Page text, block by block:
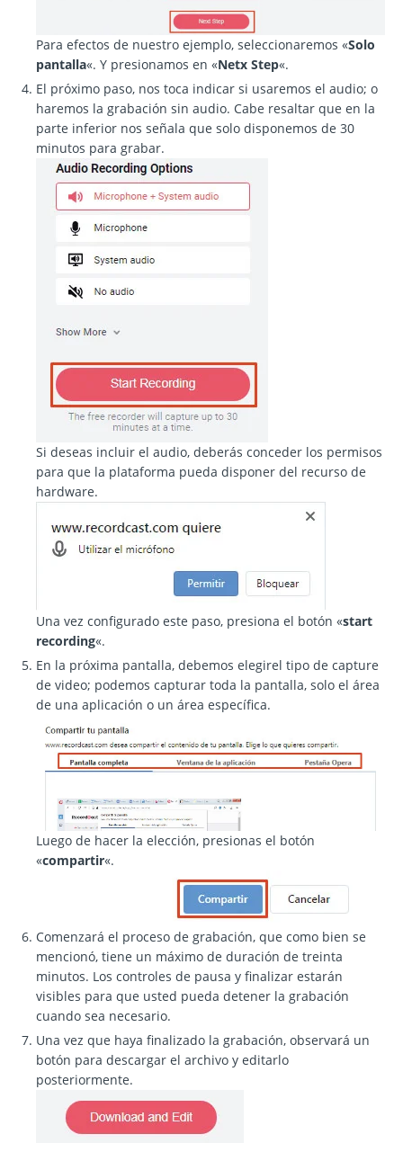
Para efectos de nuestro ejemplo, seleccionaremos «Solo
pantalla«. Y presionamos en «Netx Step«.
El próximo paso, nos toca indicar si usaremos el audio; o
haremos la grabación sin audio. Cabe resaltar que en la
parte inferior nos señala que solo disponemos de 30
minutos para grabar.
Si deseas incluir el audio, deberás conceder los permisos
para que la plataforma pueda disponer del recurso de
hardware.
Una vez configurado este paso, presiona el botón «start
recording«.
En la próxima pantalla, debemos elegirel tipo de capture
de video; podemos capturar toda la pantalla, solo el área
de una aplicación o un área específica.
Luego de hacer la elección, presionas el botón
«compartir«.
Comenzará el proceso de grabación, que como bien se
mencionó, tiene un máximo de duración de treinta
minutos. Los controles de pausa y finalizar estarán
visibles para que usted pueda detener la grabación
cuando sea necesario.
Una vez que haya finalizado la grabación, observará un
botón para descargar el archivo y editarlo
posteriormente.